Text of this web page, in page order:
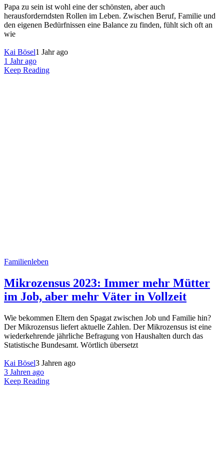
Papa zu sein ist wohl eine der schönsten, aber auch
herausforderndsten Rollen im Leben. Zwischen Beruf, Familie und
den eigenen Bedürfnissen eine Balance zu finden, fühlt sich oft an
wie
Kai Bösel1 Jahr ago
1 Jahr ago
Keep Reading
Familienleben
Mikrozensus 2023: Immer mehr Mütter
im Job, aber mehr Väter in Vollzeit
Wie bekommen Eltern den Spagat zwischen Job und Familie hin?
Der Mikrozensus liefert aktuelle Zahlen. Der Mikrozensus ist eine
wiederkehrende jährliche Befragung von Haushalten durch das
Statistische Bundesamt. Wörtlich übersetzt
Kai Bösel3 Jahren ago
3 Jahren ago
Keep Reading